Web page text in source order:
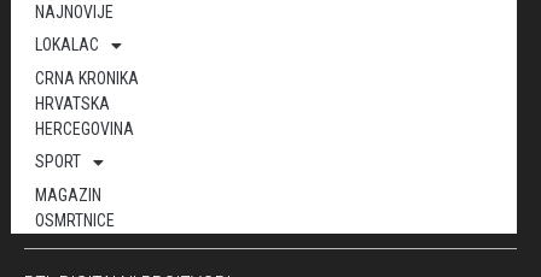
NAJNOVIJE
LOKALAC
CRNA KRONIKA
HRVATSKA
HERCEGOVINA
SPORT
MAGAZIN
OSMRTNICE